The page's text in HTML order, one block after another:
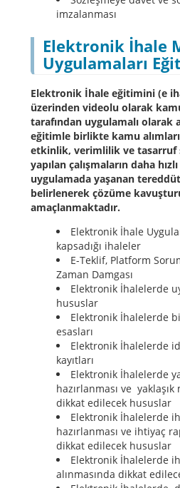
imzalanması
Elektronik İhale
Uygulamaları
Elektronik İhale eğitimini (e
üzerinden videolu olarak
tarafından uygulamalı olarak
eğitimle birlikte kamu
etkinlik, verimlilik ve tasarruf
yapılan çalışmaların daha
uygulamada yaşanan
belirlenerek çözüme
amaçlanmaktadır.
Elektronik İhale
kapsadığı ihaleler
E-Teklif, Platform
Zaman Damgası
Elektronik İhalelerde
hususlar
Elektronik İhalelerde
esasları
Elektronik İhalelerde
kayıtları
Elektronik İhalelerde
hazırlanması ve
dikkat edilecek hususlar
Elektronik İhalelerde
hazırlanması ve ihtiyaç
dikkat edilecek hususlar
Elektronik İhalelerde
alınmasında dikkat